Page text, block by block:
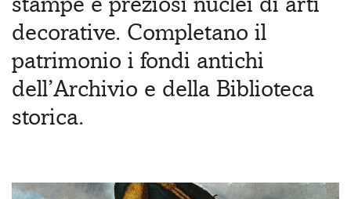
decorative. Completano il
patrimonio i fondi antichi
dell’Archivio e della Biblioteca
storica.